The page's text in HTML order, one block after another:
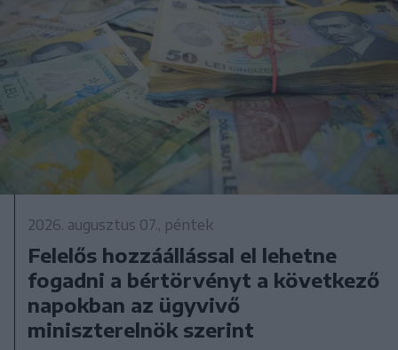
2026. augusztus 07., péntek
Felelős hozzáállással el lehetne
fogadni a bértörvényt a következő
napokban az ügyvivő
miniszterelnök szerint